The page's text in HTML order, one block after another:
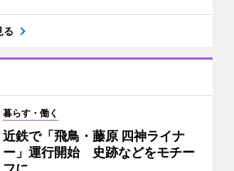
る
暮らす・働く
近鉄で「飛鳥・藤原 四神ライナ
ー」運行開始 史跡などをモチー